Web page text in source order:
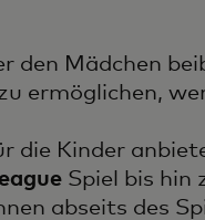
den Mädchen
ermöglichen,
die Kinder
Spiel bis hin
abseits des